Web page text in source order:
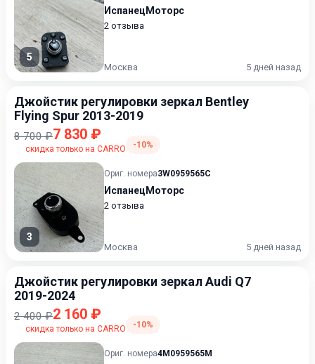
5
ИспанецМоторс
2 отзыва
Москва 5 дней назад
Джойстик регулировки зеркал Bentley
Flying Spur 2013-2019
8 700 ₽7 830 ₽
скидка только на CARRO -10%
3
Ориг. номера3W0959565C
ИспанецМоторс
2 отзыва
Москва 5 дней назад
Джойстик регулировки зеркал Audi Q7
2019-2024
2 400 ₽2 160 ₽
скидка только на CARRO -10%
Ориг. номера4M0959565M